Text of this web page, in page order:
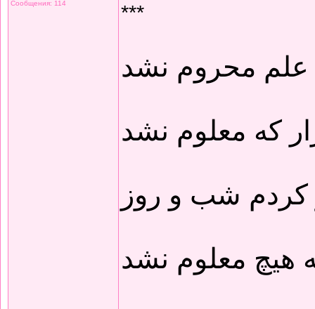
Сообщения: 114
***
محروم نشد
که معلوم نشد
کردم شب و روز
هیچ معلوم نشد